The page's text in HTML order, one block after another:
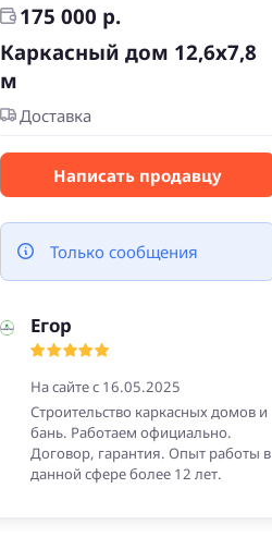
175 000 р.
Каркасный дом 12,6х7,8
м
Доставка
Написать продавцу
Только сообщения
Егор
На сайте с 16.05.2025
Строительство каркасных домов и
бань. Работаем официально.
Договор, гарантия. Опыт работы в
данной сфере более 12 лет.